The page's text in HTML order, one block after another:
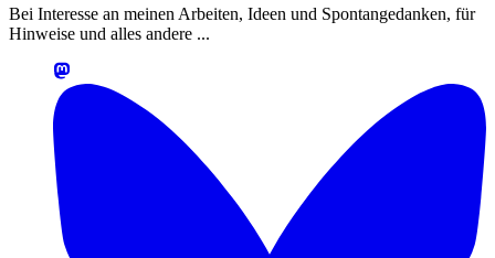
Bei Interesse an meinen Arbeiten, Ideen und Spontangedanken, für
Hinweise und alles andere ...